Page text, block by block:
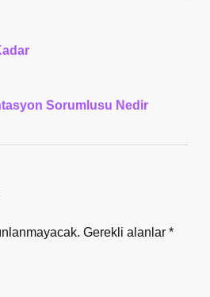
Sorumlusu Nedir
Gerekli alanlar *